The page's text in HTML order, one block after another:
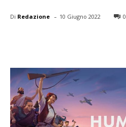
Di Redazione - 10 Giugno 2022 0